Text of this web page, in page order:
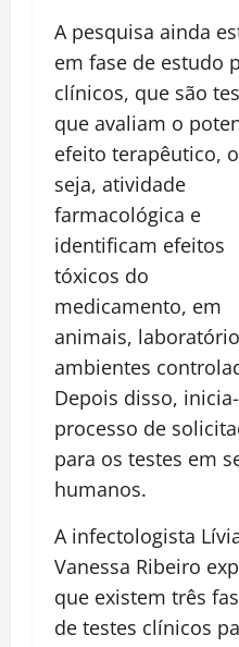
A pesquisa ainda
em fase de estudo
clínicos, que são
que avaliam o
efeito terapêutico,
seja, atividade
farmacológica e
identificam efeitos
tóxicos do
medicamento, em
animais,
ambientes
Depois disso,
processo de
para os testes em
humanos.
A infectologista
Vanessa Ribeiro
que existem três
de testes clínicos